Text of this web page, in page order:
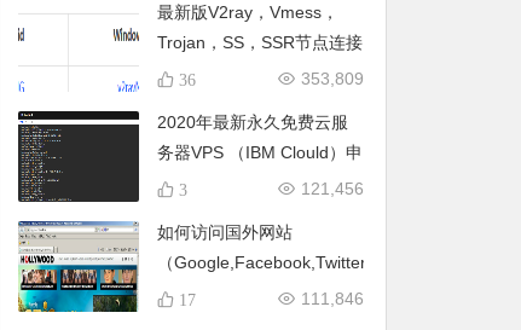
最新版V2ray，Vmess，
Trojan，SS，SSR节点连接
器免费分享
353,809
36
2020年最新永久免费云服
务器VPS （IBM Clould）申
请，搭建永久免费节点！无
永久免费部署V2ray科学上
网！(已修复一键脚本上的
BUG)
121,456
3
如何访问国外网站
（Google,Facebook,Twitter,Youtube,）?
111,846
17